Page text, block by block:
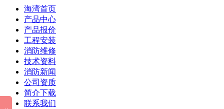
海湾首页
产品中心
产品报价
工程安装
消防维修
技术资料
消防新闻
公司资质
简介下载
联系我们